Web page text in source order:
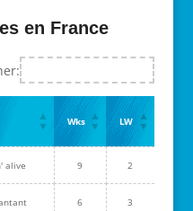
en France
Wks LW
alive 9 2
6 3